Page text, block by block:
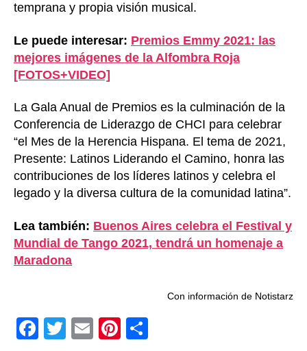
temprana y propia visión musical.
Le puede interesar: Premios Emmy 2021: las
mejores imágenes de la Alfombra Roja
[FOTOS+VIDEO]
La Gala Anual de Premios es la culminación de la
Conferencia de Liderazgo de CHCI para celebrar
“el Mes de la Herencia Hispana. El tema de 2021,
Presente: Latinos Liderando el Camino, honra las
contribuciones de los líderes latinos y celebra el
legado y la diversa cultura de la comunidad latina”.
Lea también: Buenos Aires celebra el Festival y
Mundial de Tango 2021, tendrá un homenaje a
Maradona
Con información de Notistarz
F
T
E
Pi